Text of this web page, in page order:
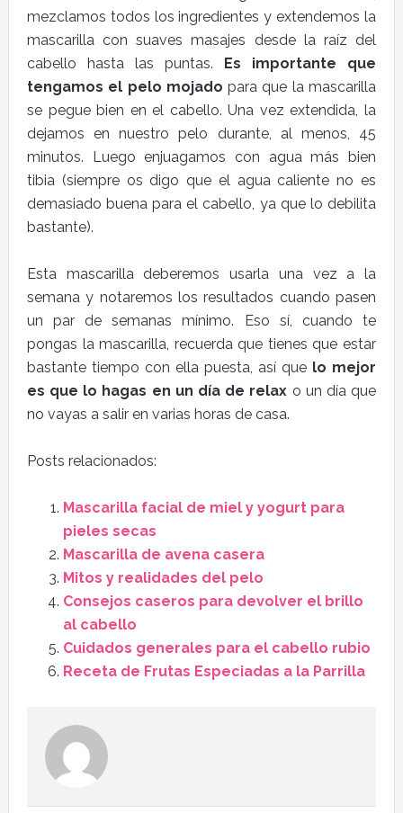
mezclamos todos los ingredientes y extendemos la
mascarilla con suaves masajes desde la raíz del
cabello hasta las puntas. Es importante que
tengamos el pelo mojado para que la mascarilla
se pegue bien en el cabello. Una vez extendida, la
dejamos en nuestro pelo durante, al menos, 45
minutos. Luego enjuagamos con agua más bien
tibia (siempre os digo que el agua caliente no es
demasiado buena para el cabello, ya que lo debilita
bastante).
Esta mascarilla deberemos usarla una vez a la
semana y notaremos los resultados cuando pasen
un par de semanas mínimo. Eso sí, cuando te
pongas la mascarilla, recuerda que tienes que estar
bastante tiempo con ella puesta, así que lo mejor
es que lo hagas en un día de relax o un día que
no vayas a salir en varias horas de casa.
Posts relacionados:
Mascarilla facial de miel y yogurt para
pieles secas
Mascarilla de avena casera
Mitos y realidades del pelo
Consejos caseros para devolver el brillo
al cabello
Cuidados generales para el cabello rubio
Receta de Frutas Especiadas a la Parrilla